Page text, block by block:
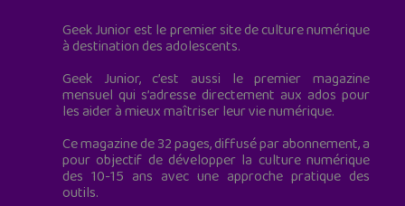
Geek Junior est le premier site de culture numérique
à destination des adolescents.
Geek Junior, c’est aussi le premier magazine
mensuel qui s’adresse directement aux ados pour
les aider à mieux maîtriser leur vie numérique.
Ce magazine de 32 pages, diffusé par abonnement, a
pour objectif de développer la culture numérique
des 10-15 ans avec une approche pratique des
outils.